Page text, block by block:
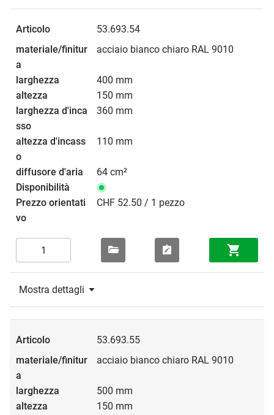
53.693.54
acciaio bianco chiaro RAL 9010
400 mm
150 mm
360 mm
110 mm
64 cm²
CHF 52.50 / 1 pezzo
Mostra dettagli
53.693.55
acciaio bianco chiaro RAL 9010
500 mm
150 mm